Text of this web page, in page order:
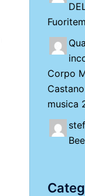
Corpo
musica